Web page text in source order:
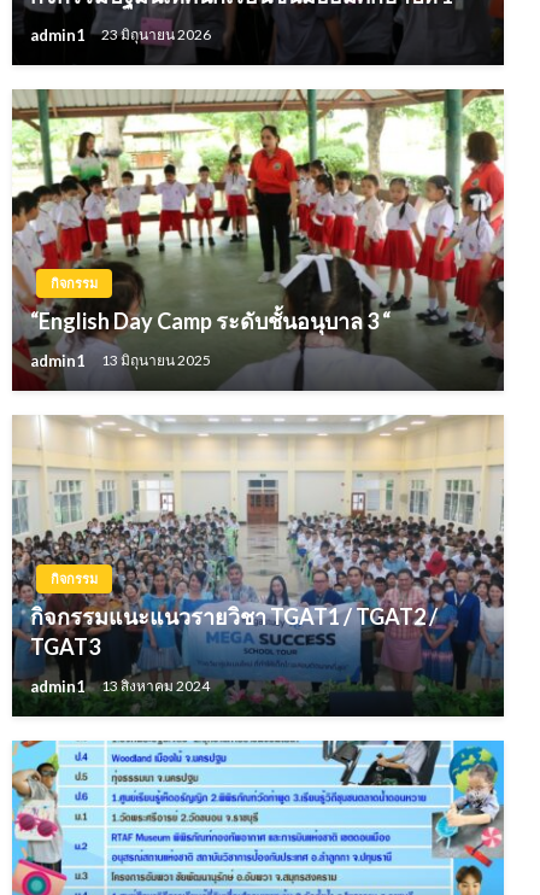
admin1 23 มิถุนายน 2026
กิจกรรม
“English Day Camp ระดับชั้นอนุบาล 3 “
admin1 13 มิถุนายน 2025
กิจกรรม
กิจกรรมแนะแนวรายวิชา TGAT1 / TGAT2 /
TGAT3
admin1 13 สิงหาคม 2024